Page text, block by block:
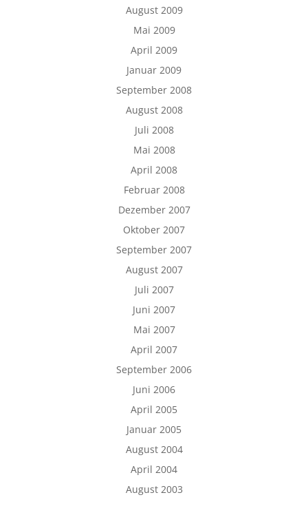
August 2009
Mai 2009
April 2009
Januar 2009
September 2008
August 2008
Juli 2008
Mai 2008
April 2008
Februar 2008
Dezember 2007
Oktober 2007
September 2007
August 2007
Juli 2007
Juni 2007
Mai 2007
April 2007
September 2006
Juni 2006
April 2005
Januar 2005
August 2004
April 2004
August 2003